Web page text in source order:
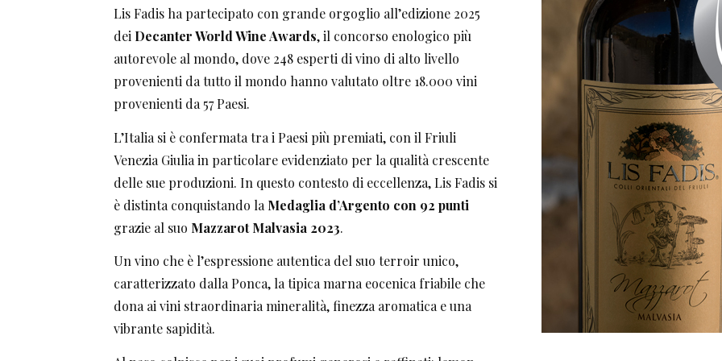
Lis Fadis ha partecipato con grande orgoglio all’edizione 2025
dei Decanter World Wine Awards, il concorso enologico più
autorevole al mondo, dove 248 esperti di vino di alto livello
provenienti da tutto il mondo hanno valutato oltre 18.000 vini
provenienti da 57 Paesi.
L’Italia si è confermata tra i Paesi più premiati, con il Friuli
Venezia Giulia in particolare evidenziato per la qualità crescente
delle sue produzioni. In questo contesto di eccellenza, Lis Fadis si
è distinta conquistando la Medaglia d’Argento con 92 punti
grazie al suo Mazzarot Malvasia 2023.
Un vino che è l’espressione autentica del suo terroir unico,
caratterizzato dalla Ponca, la tipica marna eocenica friabile che
dona ai vini straordinaria mineralità, finezza aromatica e una
vibrante sapidità.